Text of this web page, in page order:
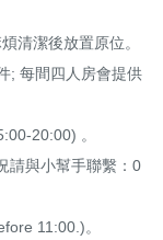
清潔後放置原位。
; 每間四人房會提供
20:00) 。
請與小幫手聯繫：0
11:00.)。